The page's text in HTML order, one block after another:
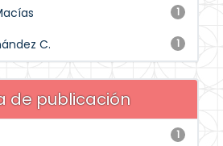
1
1
C.
de publicación
1